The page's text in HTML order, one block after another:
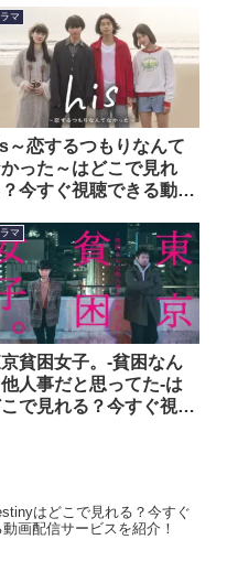
スを紹介！
ラマ
～恋するつもりなんて
った～はどこで見れ
今すぐ視聴できる動画
ラマ
貧困女子。-貧困なん
人事だと思ってた-は
で見れる？今すぐ視聴
はどこで見れる？今すぐ
画配信サービスを紹介！